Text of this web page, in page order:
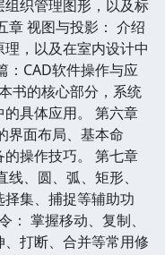
织管理图形，以及标
章 视图与投影： 介绍
，以及在室内设计中
：CAD软件操作与应
书的核心部分，系统
具体应用。 第六章
界面布局、基本命
操作技巧。 第七章
、圆、弧、矩形、
集、捕捉等辅助功
： 掌握移动、复制、
打断、合并等常用修